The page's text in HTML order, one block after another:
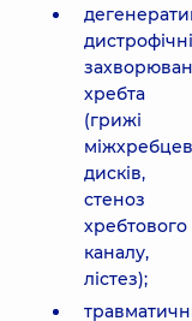
дистрофічні
хребта
(грижі
дисків,
стеноз
хребтового
каналу,
лістез);